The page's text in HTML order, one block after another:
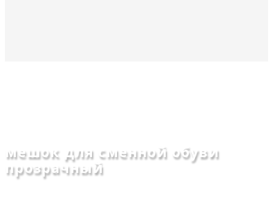
мешок для сменной обуви
прозрачный